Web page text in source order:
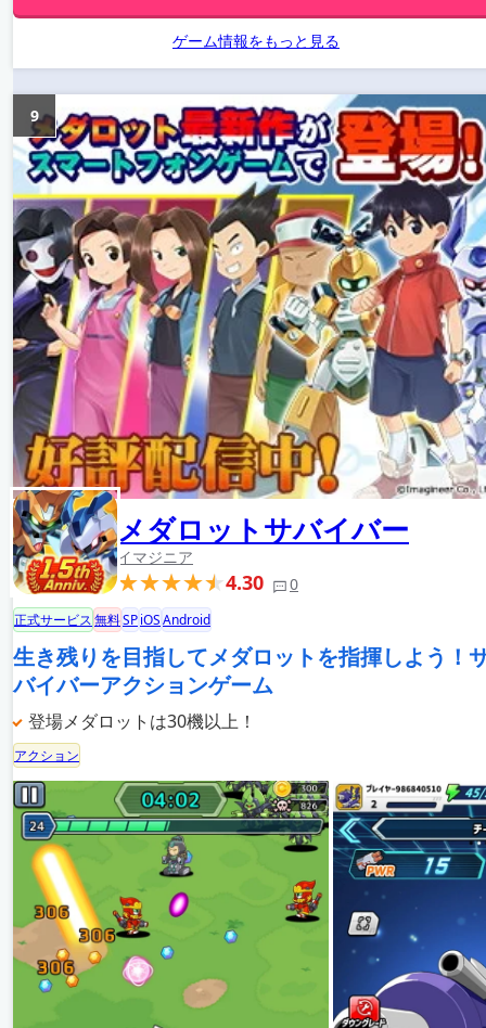
ゲーム情報をもっと見る
メダロットサバイバー
イマジニア
4.30 0
9
正式サービス無料SPiOSAndroid
生き残りを目指してメダロットを指揮しよう！
バイバーアクションゲーム
登場メダロットは30機以上！
アクション